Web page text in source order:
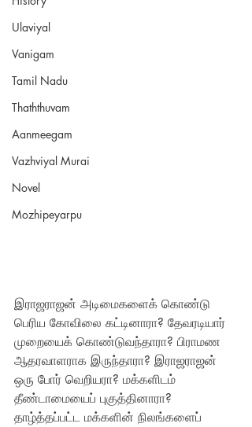
Ulaviyal
Vanigam
Tamil Nadu
Thaththuvam
Aanmeegam
Vazhviyal Murai
Novel
Mozhipeyarpu
இராஜராஜன் அடிமைகளைக் கொண்டு
பெரிய கோவிலை கட்டினாரா? தேவரடியார்
முறையைக் கொண்டுவந்தாரா? பிராமண
ஆதரவாளராக இருந்தாரா? இராஜராஜன்
ஒரு போர் வெறியரா? மக்களிடம்
தீண்டாமையைப் புகுத்தினாரா?
தாழ்த்தப்பட்ட மக்களின் நிலங்களைப்